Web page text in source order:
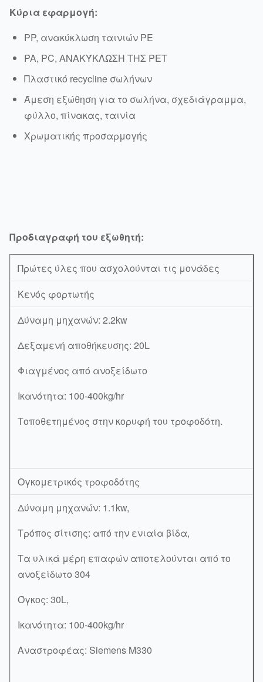
Κύρια εφαρμογή:
PP, ανακύκλωση ταινιών PE
PA, PC, ΑΝΑΚΎΚΛΩΣΗ ΤΗΣ PET
Πλαστικό recycline σωλήνων
Άμεση εξώθηση για το σωλήνα, σχεδιάγραμμα,
φύλλο, πίνακας, ταινία
Χρωματικής προσαρμογής
Προδιαγραφή του εξωθητή:
Πρώτες ύλες που ασχολούνται τις μονάδες
Κενός φορτωτής
Δύναμη μηχανών: 2.2kw
Δεξαμενή αποθήκευσης: 20L
Φιαγμένος από ανοξείδωτο
Ικανότητα: 100-400kg/hr
Τοποθετημένος στην κορυφή του τροφοδότη.
Ογκομετρικός τροφοδότης
Δύναμη μηχανών: 1.1kw,
Τρόπος σίτισης: από την ενιαία βίδα,
Τα υλικά μέρη επαφών αποτελούνται από το
ανοξείδωτο 304
Όγκος: 30L,
Ικανότητα: 100-400kg/hr
Αναστροφέας: Siemens M330